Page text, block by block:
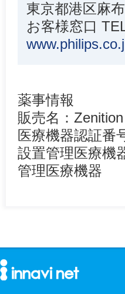
東京都港区麻
お客様窓口
薬事情報
販売名：
医療機器認証番
設置管理医療機
管理医療機器